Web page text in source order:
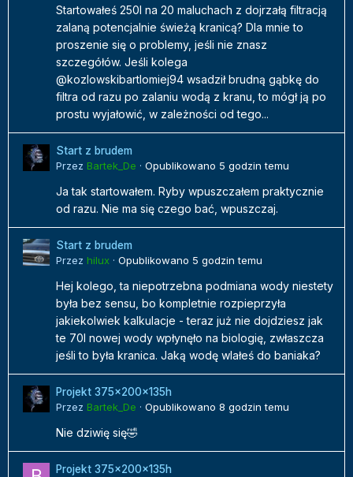
Startowałeś 250l na 20 maluchach z dojrzałą filtracją
zalaną potencjalnie świeżą kranicą? Dla mnie to
proszenie się o problemy, jeśli nie znasz
szczegółów. Jeśli kolega
@kozlowskibartlomiej94 wsadził brudną gąbkę do
filtra od razu po zalaniu wodą z kranu, to mógł ją po
prostu wyjałowić, w zależności od tego...
Start z brudem
Przez Bartek_De · Opublikowano 5 godzin temu
Ja tak startowałem. Ryby wpuszczałem praktycznie
od razu. Nie ma się czego bać, wpuszczaj.
Start z brudem
Przez hilux · Opublikowano 5 godzin temu
Hej kolego, ta niepotrzebna podmiana wody niestety
była bez sensu, bo kompletnie rozpieprzyła
jakiekolwiek kalkulacje - teraz już nie dojdziesz jak
te 70l nowej wody wpłynęło na biologię, zwłaszcza
jeśli to była kranica. Jaką wodę wlałeś do baniaka?
Projekt 375x200x135h
Przez Bartek_De · Opublikowano 8 godzin temu
Nie dziwię się🤣
Projekt 375x200x135h